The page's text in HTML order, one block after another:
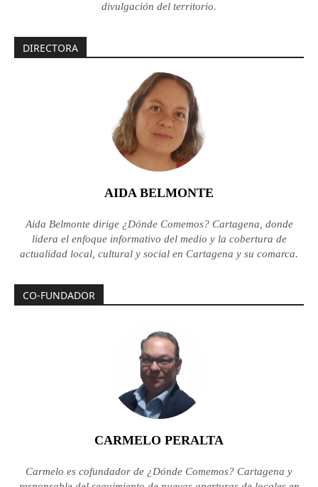
divulgación del territorio.
DIRECTORA
AIDA BELMONTE
Aida Belmonte dirige ¿Dónde Comemos? Cartagena, donde
lidera el enfoque informativo del medio y la cobertura de
actualidad local, cultural y social en Cartagena y su comarca.
CO-FUNDADOR
CARMELO PERALTA
Carmelo es cofundador de ¿Dónde Comemos? Cartagena y